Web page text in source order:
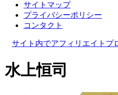
サイトマップ
プライバシーポリシー
コンタクト
サイト内でアフィリエイトプ
水上恒司